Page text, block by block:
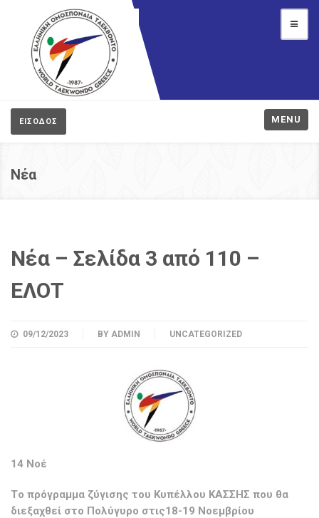
ΕΙΣΟΔΟΣ MENU
Νέα
Νέα – Σελίδα 3 από 110 –
ΕΛΟΤ
09/12/2023 BY ADMIN UNCATEGORIZED
14 Νοέ
Tο πρόγραμμα ζύγισης του Κυπέλλου ΚΑΣΣΗΣ που θα
διεξαχθεί στο Πολύγυρο στις18-19 Νοεμβρίου